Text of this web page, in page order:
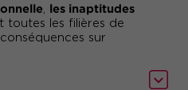
, les inaptitudes
toutes les filières de
sur